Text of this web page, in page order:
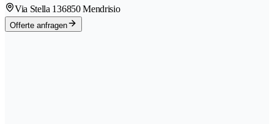
Via Stella 136850 Mendrisio
Offerte anfragen